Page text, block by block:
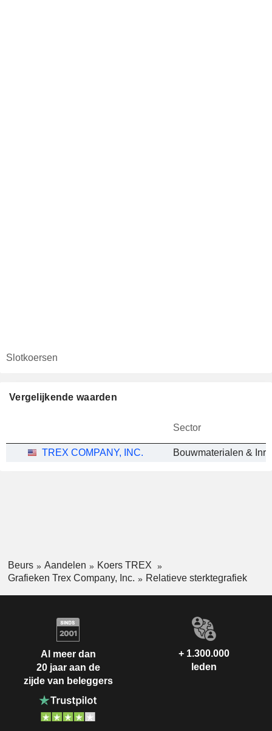
Slotkoersen
Vergelijkende waarden
Sector
TREX COMPANY, INC.
Beurs Aandelen
Koers TREX
Grafieken Trex Company, Inc.
Relatieve sterktegrafiek
Al meer dan
20 jaar aan de
zijde van beleggers
+ 1.300.000
leden